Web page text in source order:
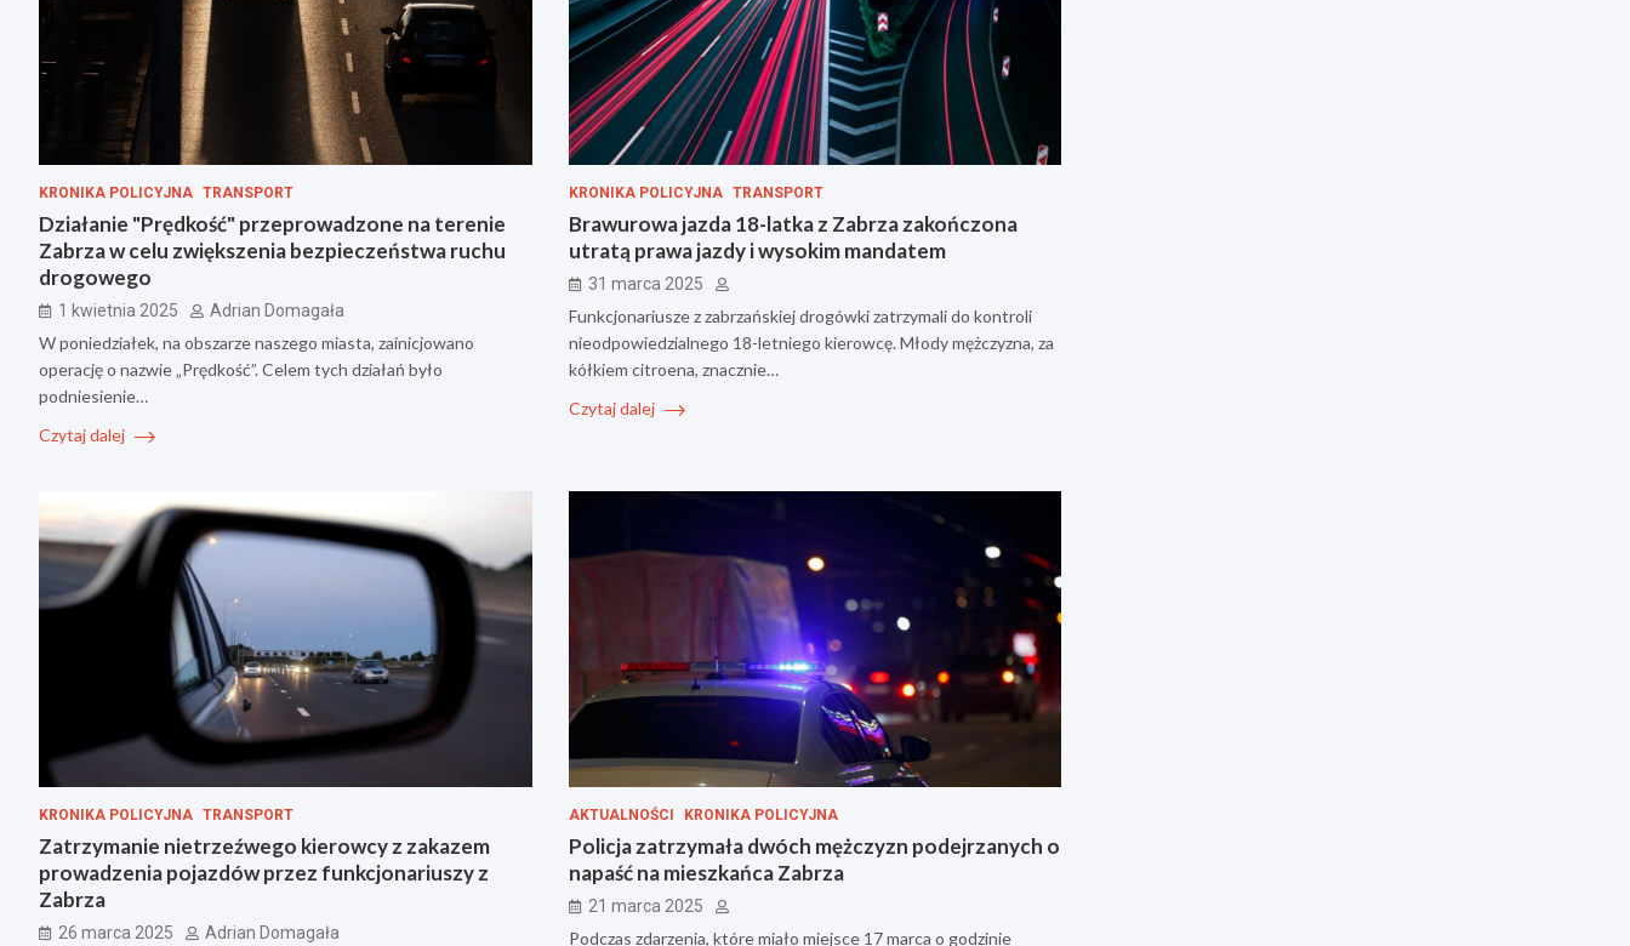
KRONIKA POLICYJNA TRANSPORT
Działanie "Prędkość" przeprowadzone na terenie
Zabrza w celu zwiększenia bezpieczeństwa ruchu
drogowego
1 kwietnia 2025 Adrian Domagała
W poniedziałek, na obszarze naszego miasta, zainicjowano
operację o nazwie „Prędkość”. Celem tych działań było
podniesienie…
Czytaj dalej
KRONIKA POLICYJNA TRANSPORT
Brawurowa jazda 18-latka z Zabrza zakończona
utratą prawa jazdy i wysokim mandatem
31 marca 2025
Funkcjonariusze z zabrzańskiej drogówki zatrzymali do kontroli
nieodpowiedzialnego 18-letniego kierowcę. Młody mężczyzna, za
kółkiem citroena, znacznie…
Czytaj dalej
KRONIKA POLICYJNA TRANSPORT
Zatrzymanie nietrzeźwego kierowcy z zakazem
prowadzenia pojazdów przez funkcjonariuszy z
Zabrza
26 marca 2025 Adrian Domagała
AKTUALNOŚCI KRONIKA POLICYJNA
Policja zatrzymała dwóch mężczyzn podejrzanych o
napaść na mieszkańca Zabrza
21 marca 2025
Podczas zdarzenia, które miało miejsce 17 marca o godzinie